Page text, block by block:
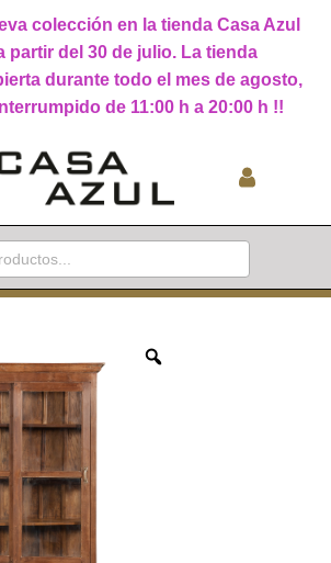
colección en la tienda Casa Azul
partir del 30 de julio. La tienda
durante todo el mes de agosto,
de 11:00 h a 20:00 h !!